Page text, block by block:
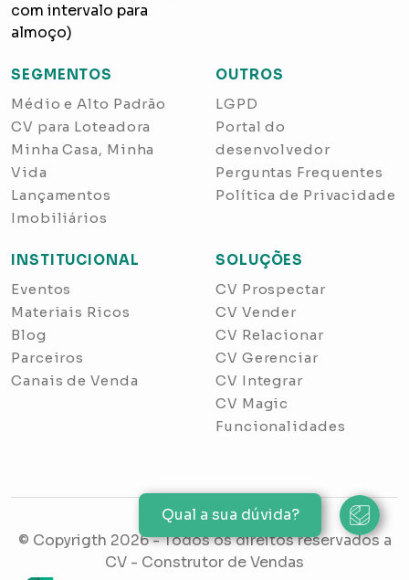
SEGMENTOS
Médio e Alto Padrão
CV para Loteadora
Minha Casa, Minha
Vida
Lançamentos
Imobiliários
OUTROS
LGPD
Portal do
desenvolvedor
Perguntas Frequentes
Política de Privacidade
INSTITUCIONAL
Eventos
Materiais Ricos
Blog
Parceiros
Canais de Venda
SOLUÇÕES
CV Prospectar
CV Vender
CV Relacionar
CV Gerenciar
CV Integrar
CV Magic
Funcionalidades
com intervalo para
almoço)
© Copyrigth 2026- Todos os direitos reservados a
CV - Construtor de Vendas
Qual a sua dúvida?